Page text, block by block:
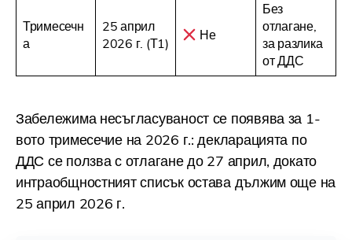
Тримесечн
а
25 април
2026 г. (Т1)
Не
Без
отлагане,
за разлика
от ДДС
Забележима несъгласуваност се появява за 1-
вото тримесечие на 2026 г.: декларацията по
ДДС се ползва с отлагане до 27 април, докато
интраобщностният списък остава дължим още на
25 април 2026 г.